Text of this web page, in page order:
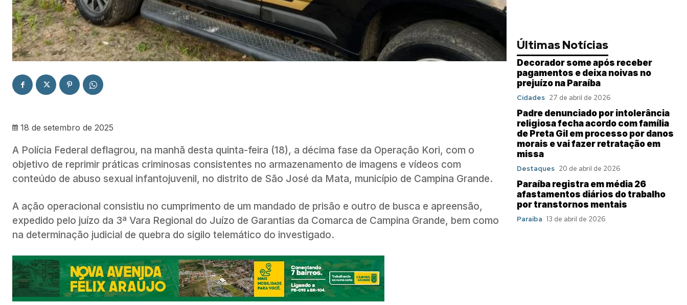
18 de setembro de 2025
A Polícia Federal deflagrou, na manhã desta quinta-feira (18), a décima fase da Operação Kori, com o
objetivo de reprimir práticas criminosas consistentes no armazenamento de imagens e vídeos com
conteúdo de abuso sexual infantojuvenil, no distrito de São José da Mata, município de Campina Grande.
A ação operacional consistiu no cumprimento de um mandado de prisão e outro de busca e apreensão,
expedido pelo juízo da 3ª Vara Regional do Juízo de Garantias da Comarca de Campina Grande, bem como
na determinação judicial de quebra do sigilo telemático do investigado.
Últimas Notícias
Decorador some após receber
pagamentos e deixa noivas no
prejuízo na Paraíba
Cidades 27 de abril de 2026
Padre denunciado por intolerância
religiosa fecha acordo com família
de Preta Gil em processo por danos
morais e vai fazer retratação em
missa
Destaques 20 de abril de 2026
Paraíba registra em média 26
afastamentos diários do trabalho
por transtornos mentais
Paraíba 13 de abril de 2026